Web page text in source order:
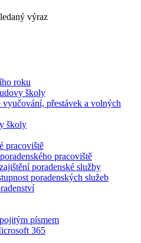
výraz
roku
školy
vyučování, přestávek a volných
školy
pracoviště
pracoviště
poradenské služby
poradenských služeb
písmem
365